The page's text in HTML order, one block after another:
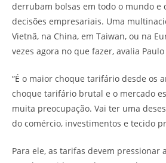
derrubam bolsas em todo o mundo e
decisões empresariais. Uma
Vietnã, na China, em Taiwan, ou na
vezes agora no que fazer, avalia Paulo
“É o maior choque tarifário desde os
choque tarifário brutal e o mercado
muita preocupação. Vai ter uma
do comércio, investimentos e tecido
Para ele, as tarifas devem pressionar